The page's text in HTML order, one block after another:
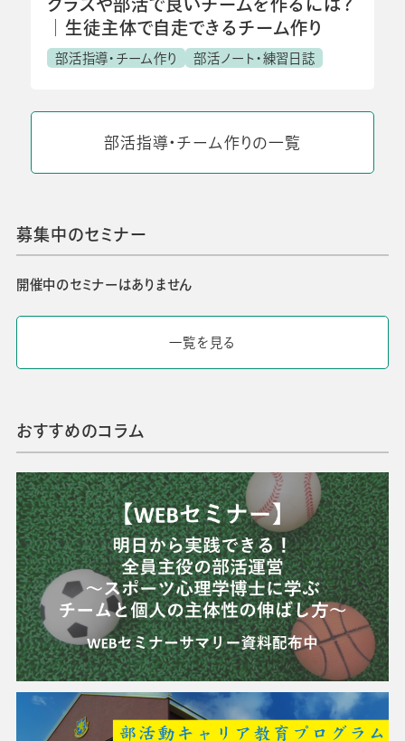
クラスや部活で良いチームを作るには？
│生徒主体で自走できるチーム作り
部活指導・チーム作り 部活ノート・練習日誌
部活指導・チーム作りの一覧
募集中のセミナー
開催中のセミナーはありません
一覧を見る
おすすめのコラム